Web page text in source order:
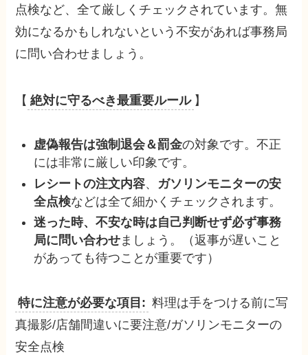
点検など、全て厳しくチェックされています。無
効になるかもしれないという不安があれば事務局
に問い合わせましょう。
【 絶対に守るべき最重要ルール 】
虚偽報告は強制退会＆罰金の対象です。不正
には非常に厳しい印象です。
レシートの注文内容、 ガソリンモニターの安
全点検などは全て細かくチェックされます。
迷った時、不安な時は自己判断せず必ず事務
局に問い合わせましょう。（返事が遅いこと
があっても待つことが重要です）
特に注意が必要な項目: 料理は手をつける前に写
真撮影/店舗間違いに要注意/ガソリンモニターの
安全点検